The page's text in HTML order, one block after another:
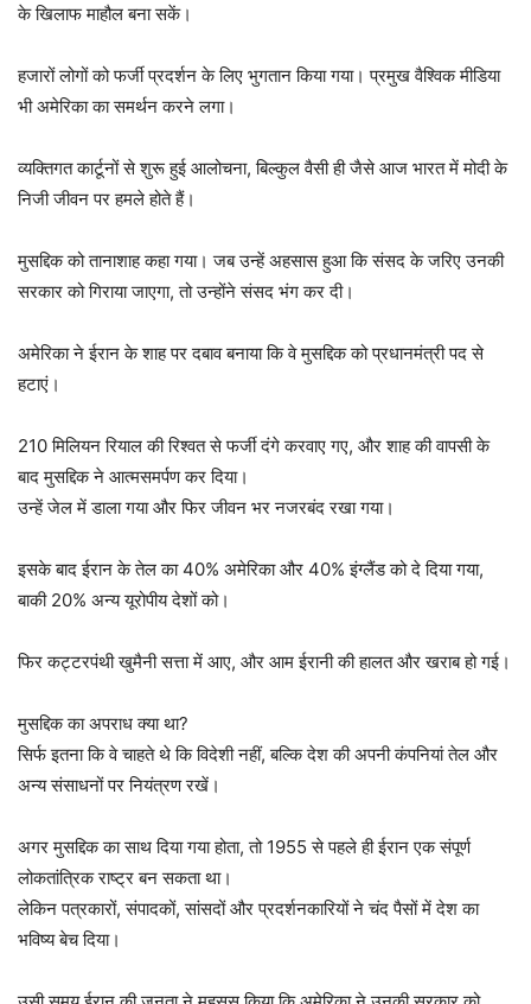
के खिलाफ माहौल बना सकें।
हजारों लोगों को फर्जी प्रदर्शन के लिए भुगतान किया गया। प्रमुख वैश्विक मीडिया
भी अमेरिका का समर्थन करने लगा।
व्यक्तिगत कार्टूनों से शुरू हुई आलोचना, बिल्कुल वैसी ही जैसे आज भारत में मोदी के
निजी जीवन पर हमले होते हैं।
मुसद्दिक को तानाशाह कहा गया। जब उन्हें अहसास हुआ कि संसद के जरिए उनकी
सरकार को गिराया जाएगा, तो उन्होंने संसद भंग कर दी।
अमेरिका ने ईरान के शाह पर दबाव बनाया कि वे मुसद्दिक को प्रधानमंत्री पद से
हटाएं।
210 मिलियन रियाल की रिश्वत से फर्जी दंगे करवाए गए, और शाह की वापसी के
बाद मुसद्दिक ने आत्मसमर्पण कर दिया।
उन्हें जेल में डाला गया और फिर जीवन भर नजरबंद रखा गया।
इसके बाद ईरान के तेल का 40% अमेरिका और 40% इंग्लैंड को दे दिया गया,
बाकी 20% अन्य यूरोपीय देशों को।
फिर कट्टरपंथी खुमैनी सत्ता में आए, और आम ईरानी की हालत और खराब हो गई।
मुसद्दिक का अपराध क्या था?
सिर्फ इतना कि वे चाहते थे कि विदेशी नहीं, बल्कि देश की अपनी कंपनियां तेल और
अन्य संसाधनों पर नियंत्रण रखें।
अगर मुसद्दिक का साथ दिया गया होता, तो 1955 से पहले ही ईरान एक संपूर्ण
लोकतांत्रिक राष्ट्र बन सकता था।
लेकिन पत्रकारों, संपादकों, सांसदों और प्रदर्शनकारियों ने चंद पैसों में देश का
भविष्य बेच दिया।